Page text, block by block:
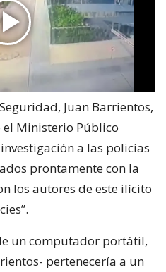
Juan Barrientos,
Ministerio Público
a las policías
prontamente con la
los autores de este ilícito
un computador portátil,
pertenecería a un